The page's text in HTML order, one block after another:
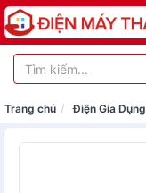
Trang chủ Điện Gia Dụng